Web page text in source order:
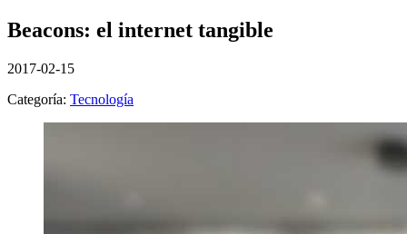
Beacons: el internet tangible
2017-02-15
Categoría: Tecnología